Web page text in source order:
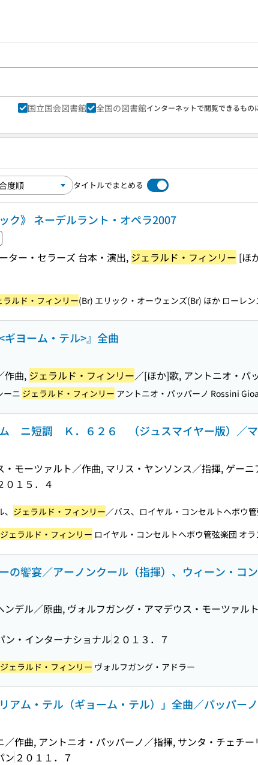
国立国会図書館 全国の図書館インターネットで閲覧できるもの
タイトルでまとめる
ク》 ネーデルラント・オペラ2007
ター・セラーズ 台本・演出, ジェラルド・フィンリー [ほ
ラルド・フィンリー(Br) エリック・オーウェンズ(Br) ほか ローレン
ヨーム・テル>』全曲
作曲, ジェラルド・フィンリー／[ほか]歌, アントニオ・パ
ーニ ジェラルド・フィンリー アントニオ・パッパーノ Rossini
ニ短調 Ｋ．６２６ （ジュスマイヤー版）／マ
モーツァルト／作曲, マリス・ヤンソンス／指揮, ゲー
０１５．４
ジェラルド・フィンリー／バス、ロイヤル・コンセルトヘボウ
ジェラルド・フィンリー ロイヤル・コンセルトヘボウ管弦楽団 オ
の饗宴／アーノンクール（指揮）、ウィーン・コ
デル／原曲, ヴォルフガング・アマデウス・モーツァル
ン・インターナショナル ２０１３．７
ジェラルド・フィンリー ヴォルフガング・アドラー
アム・テル（ギョーム・テル）」全曲／パッパーノ
作曲, アントニオ・パッパーノ／指揮, サンタ・チェチ
ン ２０１１．７